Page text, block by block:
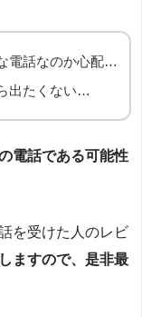
電話なのか心配…
出たくない…
電話である可能性
を受けた人のレビ
ますので、是非最